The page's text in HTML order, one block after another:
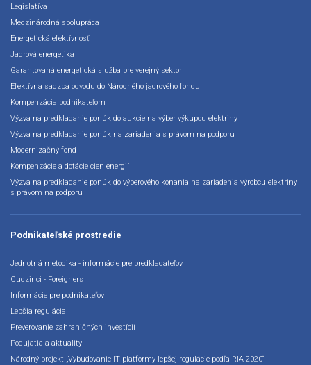
Legislatíva
Medzinárodná spolupráca
Energetická efektívnosť
Jadrová energetika
Garantovaná energetická služba pre verejný sektor
Efektívna sadzba odvodu do Národného jadrového fondu
Kompenzácia podnikateľom
Výzva na predkladanie ponúk do aukcie na výber výkupcu elektriny
Výzva na predkladanie ponúk na zariadenia s právom na podporu
Modernizačný fond
Kompenzácie a dotácie cien energií
Výzva na predkladanie ponúk do výberového konania na zariadenia výrobcu elektriny
s právom na podporu
Podnikateľské prostredie
Jednotná metodika - informácie pre predkladateľov
Cudzinci - Foreigners
Informácie pre podnikateľov
Lepšia regulácia
Preverovanie zahraničných investícií
Podujatia a aktuality
Národný projekt „Vybudovanie IT platformy lepšej regulácie podľa RIA 2020“